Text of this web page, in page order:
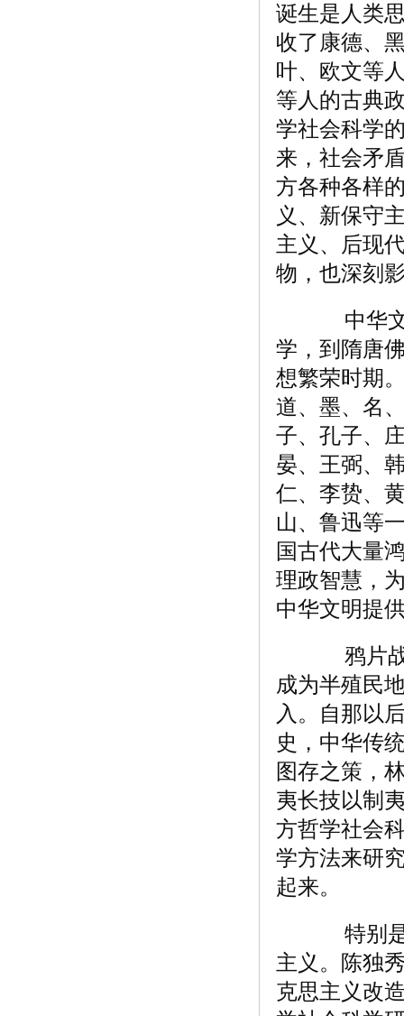
诞生是人类
收了康德、
叶、欧文等
等人的古典
学社会科学
来，社会矛
方各种各样
义、新保守
主义、后现
物，也深刻
中华文
学，到隋唐
想繁荣时期
道、墨、名
子、孔子、
晏、王弼、
仁、李贽、
山、鲁迅等
国古代大量
理政智慧，
中华文明提
鸦片战
成为半殖民
入。自那以
史，中华传
图存之策，
夷长技以制
方哲学社会
学方法来研
起来。
特别是
主义。陈独
克思主义改